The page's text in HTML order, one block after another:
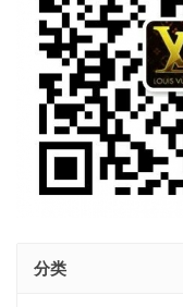
分类